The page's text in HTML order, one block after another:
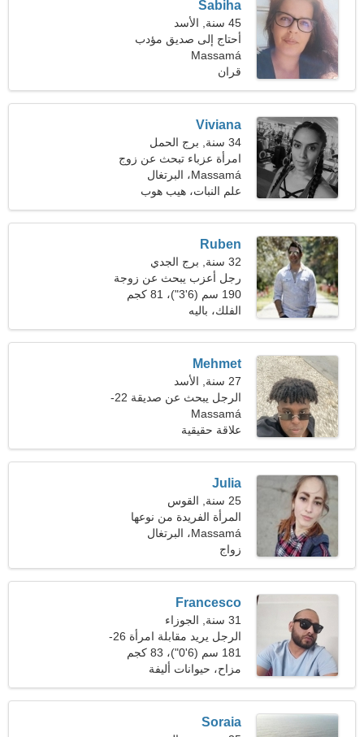
Sabiha
45 سنة, الأسد
أحتاج إلى صديق مؤدب
لأرقص معًا
Massamá
قران
Viviana
34 سنة, برج الحمل
امرأة عزباء تبحث عن زوج
Massamá، البرتغال
علم النبات، هيب هوب
Ruben
32 سنة, برج الجدي
رجل أعزب يبحث عن زوجة
190 سم (6'3")، 81 كجم
(178 رطلا)
الفلك، باليه
Mehmet
27 سنة, الأسد
الرجل يبحث عن صديقة 22-
30
Massamá
علاقة حقيقية
Julia
25 سنة, القوس
المرأة الفريدة من نوعها
تبحث عن علاقة جدية
Massamá، البرتغال
زواج
Francesco
31 سنة, الجوزاء
الرجل يريد مقابلة امرأة 26-
28
181 سم (6'0")، 83 كجم
(182 رطلا)
مزاح، حيوانات أليفة
Soraia